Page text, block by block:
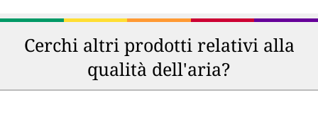
Cerchi altri prodotti relativi alla
qualità dell'aria?